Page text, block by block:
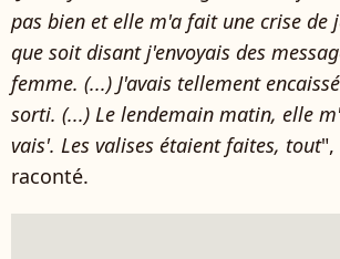
pas bien et elle m'a fait une crise de
que soit disant j'envoyais des
femme. (...) J'avais tellement
sorti. (...) Le lendemain matin, elle
vais'. Les valises étaient faites, tout",
raconté.